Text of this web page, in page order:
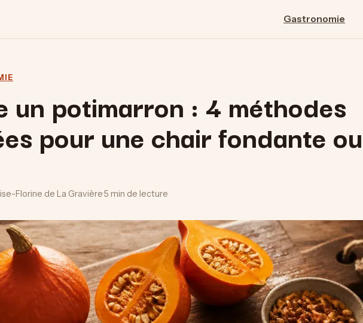
Gastronomie
un potimarron : 4 méthodes
pour une chair fondante ou
Florine de La Gravière·5 min de lecture